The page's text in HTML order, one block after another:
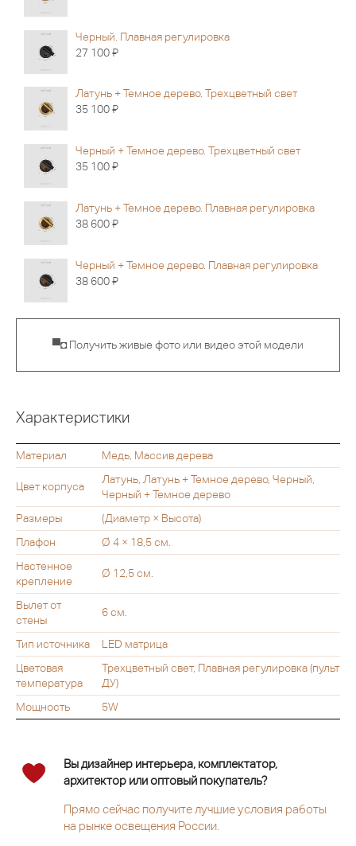
Черный. Плавная регулировка
27 100Я
Латунь + Темное дерево. Трехцветный свет
35 100Я
Черный + Темное дерево. Трехцветный свет
35 100Я
Латунь + Темное дерево. Плавная регулировка
38 600Я
Черный + Темное дерево. Плавная регулировка
38 600Я
▀◘ Получить живые фото или видео этой модели
Характеристики
Материал Медь, Массив дерева
Цвет корпуса
Латунь, Латунь + Темное дерево, Черный,
Черный + Темное дерево
Размеры
(Диаметр × Высота)
Плафон
Ø 4 × 18,5 см.
Настенное
крепление
Ø 12,5 см.
Вылет от
стены
6 см.
Тип источника
LED матрица
Цветовая
температура
Трехцветный свет, Плавная регулировка (пульт
ДУ)
Мощность
5W
Вы дизайнер интерьера, комплектатор,
архитектор или оптовый покупатель?
Прямо сейчас получите лучшие условия работы
на рынке освещения России.